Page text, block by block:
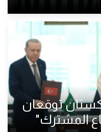
توقعان
المشترك"